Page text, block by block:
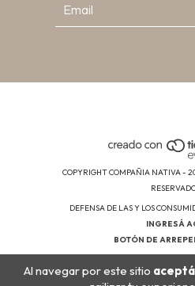
Al navegar por este sitio
COPYRIGHT COMPAÑIA NATIVA -
DEFENSA DE LAS Y LOS
INGRESÁ
BOTÓN DE